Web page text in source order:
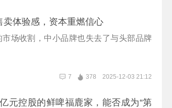
体验感，资本重燃信心
场收割，中小品牌也失去了与头部品牌
7 378 2025-12-03 21:12
元控股的鲜啤福鹿家，能否成为“第